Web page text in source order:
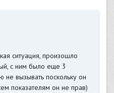
ситуация, произошло
с ним было еще 3
не вызывать поскольку он
показателям он не прав)